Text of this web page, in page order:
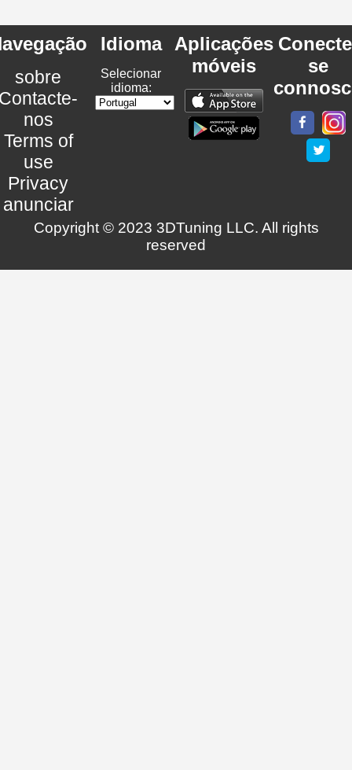
sobre
nos
Terms of
use
Privacy
anunciar
Idioma
Selecionar
idioma:
Aplicações
móveis
se
Copyright © 2023 3DTuning LLC. All rights
reserved